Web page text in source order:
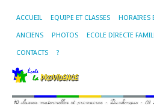
ACCUEIL EQUIPE ET CLASSES HORAIRES
ANCIENS PHOTOS ECOLE DIRECTE
CONTACTS ?